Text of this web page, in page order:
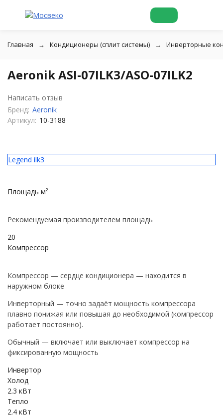
Главная Кондиционеры (сплит системы) Инверторные
Aeronik ASI-07ILK3/ASO-07ILK2
Написать отзыв
Бренд: Aeronik
Артикул: 10-3188
Legend ilk3
Площадь м²
Рекомендуемая производителем площадь
20
Компрессор
Компрессор — сердце кондиционера — находится в
наружном блоке
Инверторный — точно задаёт мощность компрессора
плавно понижая или повышая до необходимой (компрессор
работает постоянно).
Обычный — включает или выключает компрессор на
фиксированную мощность
Инвертор
Холод
2.3 кВт
Тепло
2.4 кВт